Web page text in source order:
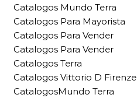
Catalogos Mundo Terra
Catalogos Para Mayorista
Catalogos Para Vender
Catalogos Para Vender
Catalogos Terra
Catalogos Vittorio D Firenze
CatalogosMundo Terra